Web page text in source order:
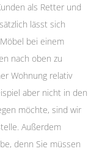
als Retter und
lässt sich
bei einem
nach oben zu
Wohnung relativ
aber nicht in den
möchte, sind wir
Außerdem
denn Sie müssen